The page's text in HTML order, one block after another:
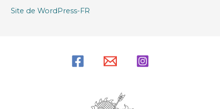
Site de WordPress-FR